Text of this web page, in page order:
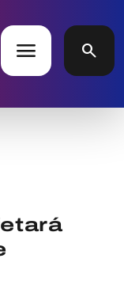
menu search